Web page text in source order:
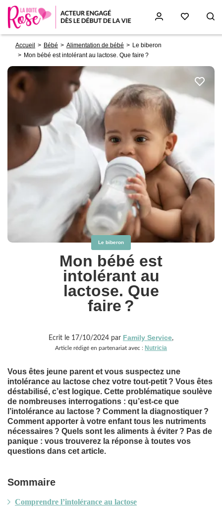
principal
d'Ariane
Accueil Bébé Alimentation de bébé
Le biberon
Mon bébé est intolérant au lactose. Que faire ?
Le biberon
Mon bébé est
intolérant au
lactose. Que
faire ?
Ecrit le 17/10/2024 par Family Service,
Article rédigé en partenariat avec : Nutricia
Vous êtes jeune parent et vous suspectez une
intolérance au lactose chez votre tout-petit ? Vous êtes
déstabilisé, c’est logique. Cette problématique soulève
de nombreuses interrogations : qu’est-ce que
l’intolérance au lactose ? Comment la diagnostiquer ?
Comment apporter à votre enfant tous les nutriments
nécessaires ? Quels sont les aliments à éviter ? Pas de
panique : vous trouverez la réponse à toutes vos
questions dans cet article.
Sommaire
Comprendre l’intolérance au lactose